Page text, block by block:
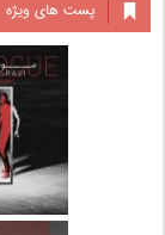
پست های ویژه